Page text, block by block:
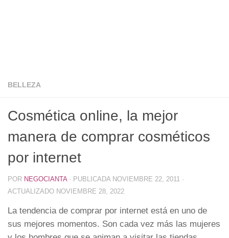
BELLEZA
Cosmética online, la mejor
manera de comprar cosméticos
por internet
POR NEGOCIANTA · PUBLICADA NOVIEMBRE 22, 2011 ·
ACTUALIZADO NOVIEMBRE 28, 2022
La tendencia de comprar por internet está en uno de
sus mejores momentos. Son cada vez más las mujeres